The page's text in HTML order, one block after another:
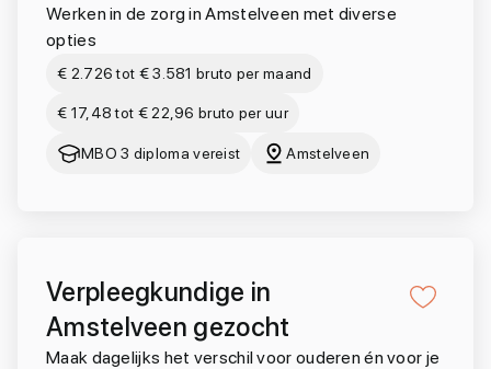
Werken in de zorg in Amstelveen met diverse
opties
€ 2.726 tot € 3.581 bruto per maand
€ 17,48 tot € 22,96 bruto per uur
MBO 3 diploma vereist Amstelveen
Verpleegkundige in
Amstelveen gezocht
Maak dagelijks het verschil voor ouderen én voor je